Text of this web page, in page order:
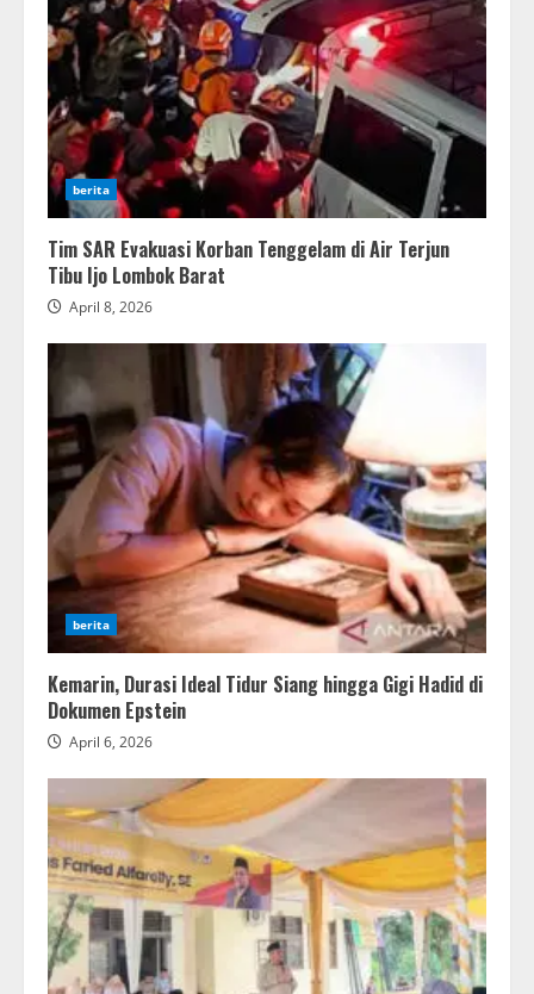
berita
Tim SAR Evakuasi Korban Tenggelam di Air Terjun
Tibu Ijo Lombok Barat
April 8, 2026
berita
Kemarin, Durasi Ideal Tidur Siang hingga Gigi Hadid di
Dokumen Epstein
April 6, 2026